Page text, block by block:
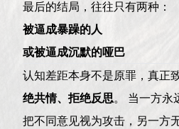
最后的结局，往往只有两种：
被逼成暴躁的人
或被逼成沉默的哑巴
认知差距本身不是原罪，真正
绝共情、拒绝反思。 当一方永
把不同意见视为攻击，另一方